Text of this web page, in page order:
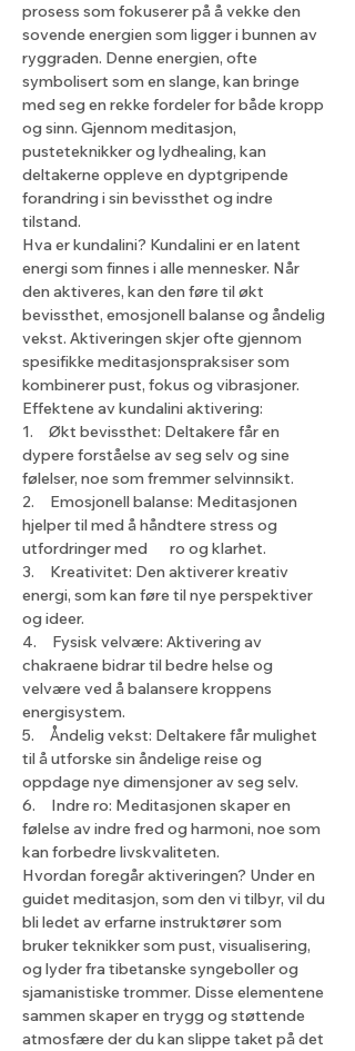
prosess som fokuserer på å vekke den
sovende energien som ligger i bunnen av
ryggraden. Denne energien, ofte
symbolisert som en slange, kan bringe
med seg en rekke fordeler for både kropp
og sinn. Gjennom meditasjon,
pusteteknikker og lydhealing, kan
deltakerne oppleve en dyptgripende
forandring i sin bevissthet og indre
tilstand.
Hva er kundalini? Kundalini er en latent
energi som finnes i alle mennesker. Når
den aktiveres, kan den føre til økt
bevissthet, emosjonell balanse og åndelig
vekst. Aktiveringen skjer ofte gjennom
spesifikke meditasjonspraksiser som
kombinerer pust, fokus og vibrasjoner.
Effektene av kundalini aktivering:
1. Økt bevissthet: Deltakere får en
dypere forståelse av seg selv og sine
følelser, noe som fremmer selvinnsikt.
2. Emosjonell balanse: Meditasjonen
hjelper til med å håndtere stress og
utfordringer med   ro og klarhet.
3. Kreativitet: Den aktiverer kreativ
energi, som kan føre til nye perspektiver
og ideer.
4. Fysisk velvære: Aktivering av
chakraene bidrar til bedre helse og
velvære ved å balansere kroppens
energisystem.
5. Åndelig vekst: Deltakere får mulighet
til å utforske sin åndelige reise og
oppdage nye dimensjoner av seg selv.
6. Indre ro: Meditasjonen skaper en
følelse av indre fred og harmoni, noe som
kan forbedre livskvaliteten.
Hvordan foregår aktiveringen? Under en
guidet meditasjon, som den vi tilbyr, vil du
bli ledet av erfarne instruktører som
bruker teknikker som pust, visualisering,
og lyder fra tibetanske syngeboller og
sjamanistiske trommer. Disse elementene
sammen skaper en trygg og støttende
atmosfære der du kan slippe taket på det